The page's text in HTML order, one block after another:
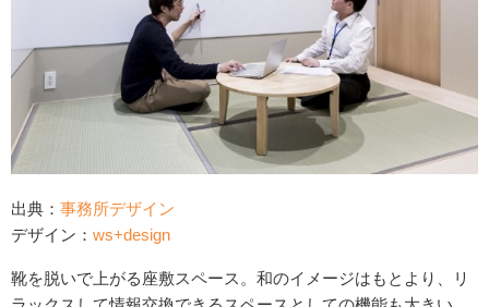
出典： 事務所デザイン
デザイン： ws+design
靴を脱いで上がる座敷スペース。和のイメージはもとより、リ